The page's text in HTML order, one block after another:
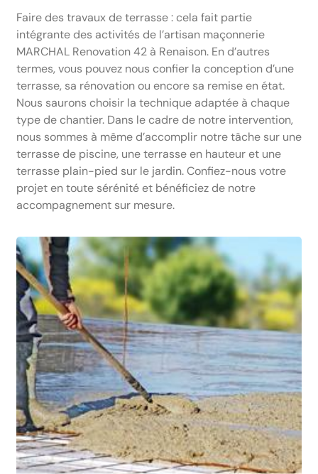
Faire des travaux de terrasse : cela fait partie
intégrante des activités de l’artisan maçonnerie
MARCHAL Renovation 42 à Renaison. En d’autres
termes, vous pouvez nous confier la conception d’une
terrasse, sa rénovation ou encore sa remise en état.
Nous saurons choisir la technique adaptée à chaque
type de chantier. Dans le cadre de notre intervention,
nous sommes à même d’accomplir notre tâche sur une
terrasse de piscine, une terrasse en hauteur et une
terrasse plain-pied sur le jardin. Confiez-nous votre
projet en toute sérénité et bénéficiez de notre
accompagnement sur mesure.